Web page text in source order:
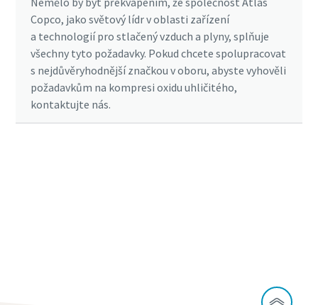
Copco, jako světový lídr v oblasti zařízení
a technologií pro stlačený vzduch a plyny, splňuje
všechny tyto požadavky. Pokud chcete spolupracovat
s nejdůvěryhodnější značkou v oboru, abyste vyhověli
požadavkům na kompresi oxidu uhličitého,
kontaktujte nás.